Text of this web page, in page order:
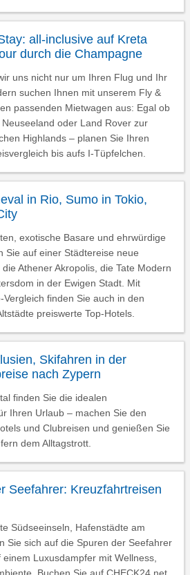
all-inclusive auf Kreta
durch die Champagne
uns nicht nur um Ihren Flug und Ihr
suchen Ihnen mit unserem Fly &
passenden Mietwagen aus: Egal ob
oder Land Rover zur
Highlands – planen Sie Ihren
bis aufs I-Tüpfelchen.
in Rio, Sumo in Tokio,
exotische Basare und ehrwürdige
Sie auf einer Städtereise neue
Athener Akropolis, die Tate Modern
in der Ewigen Stadt. Mit
finden Sie auch in den
preiswerte Top-Hotels.
Skifahren in der
nach Zypern
finden Sie die idealen
Ihren Urlaub – machen Sie den
und Clubreisen und genießen Sie
dem Alltagstrott.
Seefahrer: Kreuzfahrtreisen
Südseeinseln, Hafenstädte am
Sie sich auf die Spuren der Seefahrer
Luxusdampfer mit Wellness,